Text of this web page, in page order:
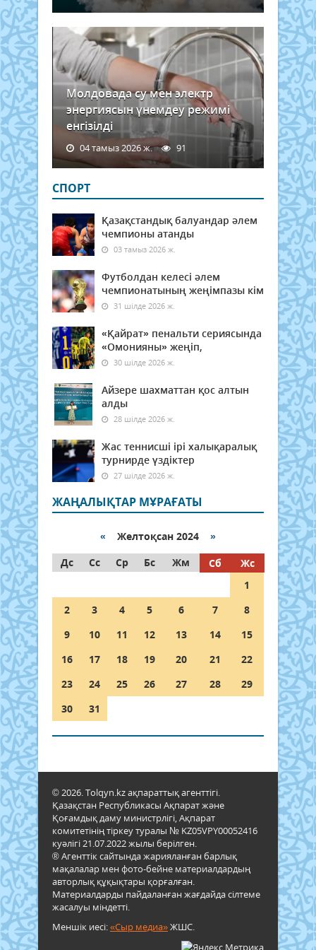
мың
адам
Молдовада су мен электр
энергиясын үнемдеу режимі
енгізілді
04 тамыз 2026 ж. 91
СПОРТ
Қазақстандық балуандар әлем
чемпионы атанды
03 тамыз 2026 ж.
Футболдан келесі әлем
чемпионатының жеңімпазы кім
31 шілде 2026 ж.
«Қайрат» пенальти сериясында
«Омонияны» жеңіп,
30 шілде 2026 ж.
Айзере шахматтан қос алтын
алды
28 шілде 2026 ж.
Жас теннисші ірі халықаралық
турнирде үздіктер
27 шілде 2026 ж.
ЖАҢАЛЫҚТАР МҰРАҒАТЫ
« Желтоқсан 2024 »
Дс
Сс Ср Бс Жм Сб
Жс
1
2
3 4 5 6 7
8
9
10 11 12 13 14
15
16
17 18 19 20 21
22
23
24 25 26 27 28
29
30
31
© 2026. Tolqyn.kz ақпараттық агенттігі.
Қазақстан Республикасы Ақпарат және
Қоғамдық даму министрлігі, Ақпарат
комитетінің тіркеу туралы № KZ05VPY00052416
куәлігі 21.07.2022 жылы берілген.
® Агенттік сайтында жарияланған барлық
мақалалар мен фото-бейне материалдардың
авторлық құқықтары қорғалған.
Материалдарды пайдаланған жағдайда сілтеме
жасалуы міндетті.
Меншік иесі:«Сыр медиа»ЖШС.